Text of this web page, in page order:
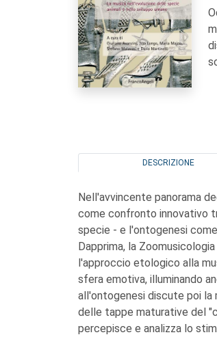
DESCRIZIONE
Nell'avvincente panorama
come confronto innovativo
specie - e l'ontogenesi
Dapprima, la
l'approccio etologico alla
sfera emotiva, illuminando
all'ontogenesi discute poi la
delle tappe maturative del
percepisce e analizza lo